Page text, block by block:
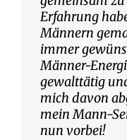
Erfahrung
Männern
immer
Männer-
gewalttätig
mich davon
mein Mann-
nun vorbei!